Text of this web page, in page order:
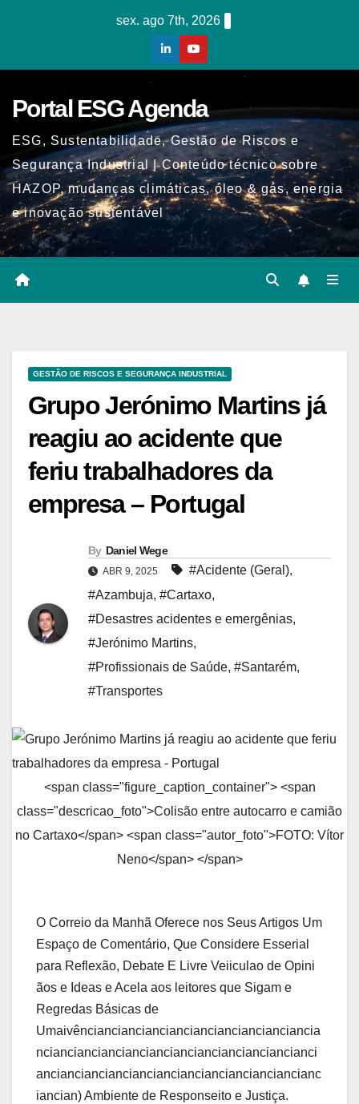
sex. ago 7th, 2026
Portal ESG Agenda
ESG, Sustentabilidade, Gestão de Riscos e
Segurança Industrial | Conteúdo técnico sobre
HAZOP, mudanças climáticas, óleo & gás, energia
e inovação sustentável
GESTÃO DE RISCOS E SEGURANÇA INDUSTRIAL
Grupo Jerónimo Martins já
reagiu ao acidente que
feriu trabalhadores da
empresa – Portugal
By Daniel Wege
ABR 9, 2025 #Acidente (Geral),
#Azambuja, #Cartaxo,
#Desastres acidentes e emergênias,
#Jerónimo Martins,
#Profissionais de Saúde, #Santarém,
#Transportes
<span class="figure_caption_container"> <span
class="descricao_foto">Colisão entre autocarro e camião
no Cartaxo</span> <span class="autor_foto">FOTO: Vítor
Neno</span> </span>
O Correio da Manhã Oferece nos Seus Artigos Um
Espaço de Comentário, Que Considere Esserial
para Reflexão, Debate E Livre Veiiculao de Opini
ãos e Ideas e Acela aos leitores que Sigam e
Regredas Básicas de
Umaivênciancianciancianciancianciancianciancia
ncianciancianciancianciancianciancianciancianci
ancianciancianciancianciancianciancianciancianc
iancian) Ambiente de Responseito e Justiça.